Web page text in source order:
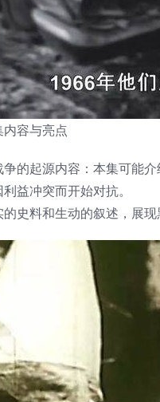
容与亮点
的起源内容：本集可能
益冲突而开始对抗。
史料和生动的叙述，展